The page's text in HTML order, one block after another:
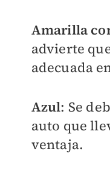
Amarilla
advierte
adecuada
Azul: Se
auto que
ventaja.